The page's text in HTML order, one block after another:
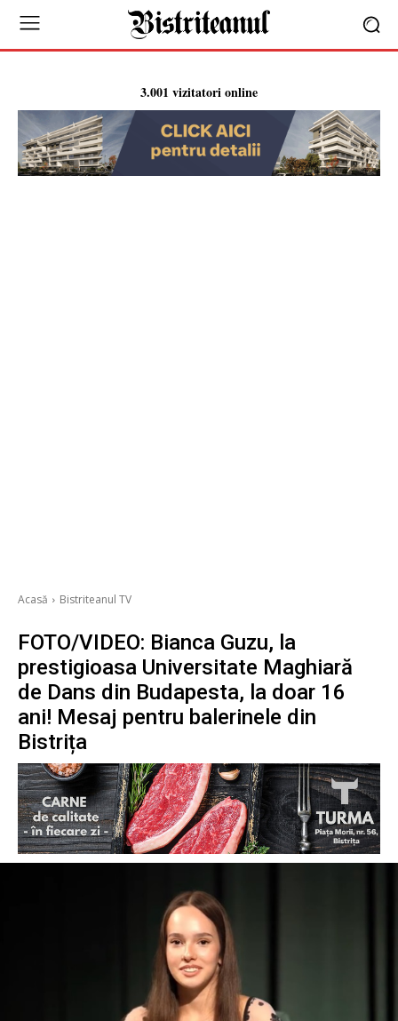
3.001 vizitatori online
Acasă Bistriteanul TV
FOTO/VIDEO: Bianca Guzu, la
prestigioasa Universitate Maghiară
de Dans din Budapesta, la doar 16
ani! Mesaj pentru balerinele din
Bistrița